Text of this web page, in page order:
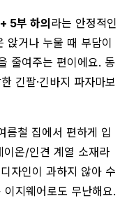
5부 하의라는 안정적인
앉거나 누울 때 부담이
줄여주는 편이에요. 동
긴팔·긴바지 파자마보
름철 집에서 편하게 입
온/인견 계열 소재라
자인이 과하지 않아 수
지웨어로도 무난해요.